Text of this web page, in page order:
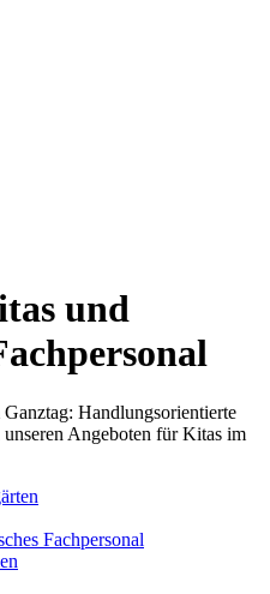
und
Handlungsorientierte
Angeboten für Kitas im
Fachpersonal